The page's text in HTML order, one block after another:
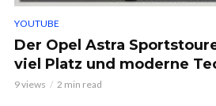
YOUTUBE
Der Opel Astra
viel Platz und moderne
9 views 2 min read